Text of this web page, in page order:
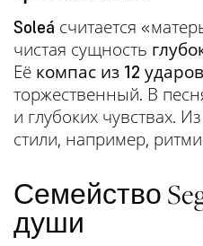
Soleá считается
чистая сущность
Её компас из 12 ударов
торжественный. В
и глубоких чувствах.
стили, например,
Семейство
души